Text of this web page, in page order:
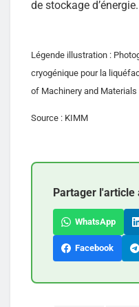
de stockage d’énergie.
Légende illustration :
cryogénique pour la
of Machinery and Materials
Source : KIMM
Partager l'article
WhatsApp
Facebook